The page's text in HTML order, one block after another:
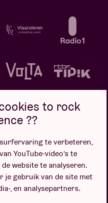
Verkoopsvoorwaarden
door
to rock
??
te verbeteren,
YouTube-video’s te
website te analyseren.
je gebruik van de site met
, en analysepartners.